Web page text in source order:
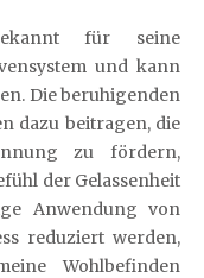
für seine
und kann
Die beruhigenden
dazu beitragen, die
zu fördern,
der Gelassenheit
Anwendung von
reduziert werden,
Wohlbefinden